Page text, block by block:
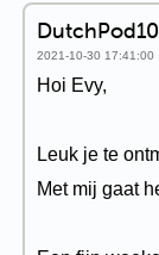
2021-10-30 17:41:00
Hoi Evy,
Leuk je te
Met mij gaat